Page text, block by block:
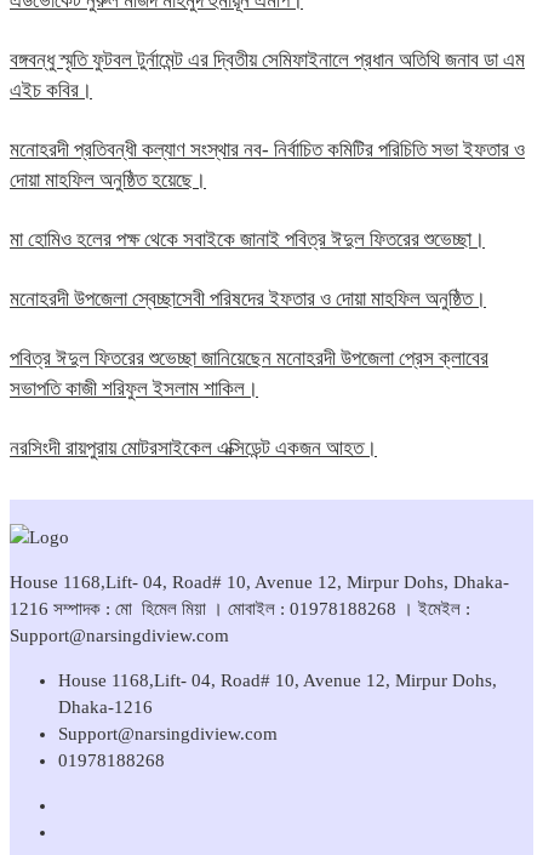
বঙ্গবন্ধু স্মৃতি ফুটবল টুর্নামেন্ট এর দ্বিতীয় সেমিফাইনালে প্রধান অতিথি জনাব ডা এম
এইচ কবির।
মনোহরদী প্রতিবন্ধী কল্যাণ সংস্থার নব- নির্বাচিত কমিটির পরিচিতি সভা ইফতার ও
দোয়া মাহফিল অনুষ্ঠিত হয়েছে।
মা হোমিও হলের পক্ষ থেকে সবাইকে জানাই পবিত্র ঈদুল ফিতরের শুভেচ্ছা।
মনোহরদী উপজেলা স্বেচ্ছাসেবী পরিষদের ইফতার ও দোয়া মাহফিল অনুষ্ঠিত।
পবিত্র ঈদুল ফিতরের শুভেচ্ছা জানিয়েছেন মনোহরদী উপজেলা প্রেস ক্লাবের
সভাপতি কাজী শরিফুল ইসলাম শাকিল।
নরসিংদী রায়পুরায় মোটরসাইকেল এক্সিডেন্ট একজন আহত।
House 1168,Lift- 04, Road# 10, Avenue 12, Mirpur Dohs, Dhaka-
1216 সম্পাদক : মো হিমেল মিয়া । মোবাইল : 01978188268 । ইমেইল :
Support@narsingdiview.com
House 1168,Lift- 04, Road# 10, Avenue 12, Mirpur Dohs,
Dhaka-1216
Support@narsingdiview.com
01978188268